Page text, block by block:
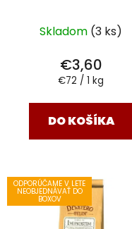
Skladom (3 ks)
€3,60
Jednotková
€72 / 1 kg
DO KOŠÍKA
ODPORÚČAME V LETE
NEOBJEDNÁVAŤ DO
BOXOV